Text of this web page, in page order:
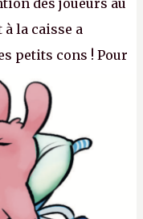
des joueurs au
la caisse a
petits cons ! Pour
peut compter
et l'explosion des
appartient donc
des enfants